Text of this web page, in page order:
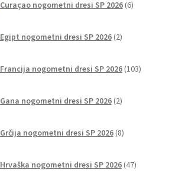
Curaçao nogometni dresi SP 2026 6izdelkov
Egipt nogometni dresi SP 2026 2izdelka
Francija nogometni dresi SP 2026 103izdelki
Gana nogometni dresi SP 2026 2izdelka
Grčija nogometni dresi SP 2026 8izdelkov
Hrvaška nogometni dresi SP 2026 47izdelkov